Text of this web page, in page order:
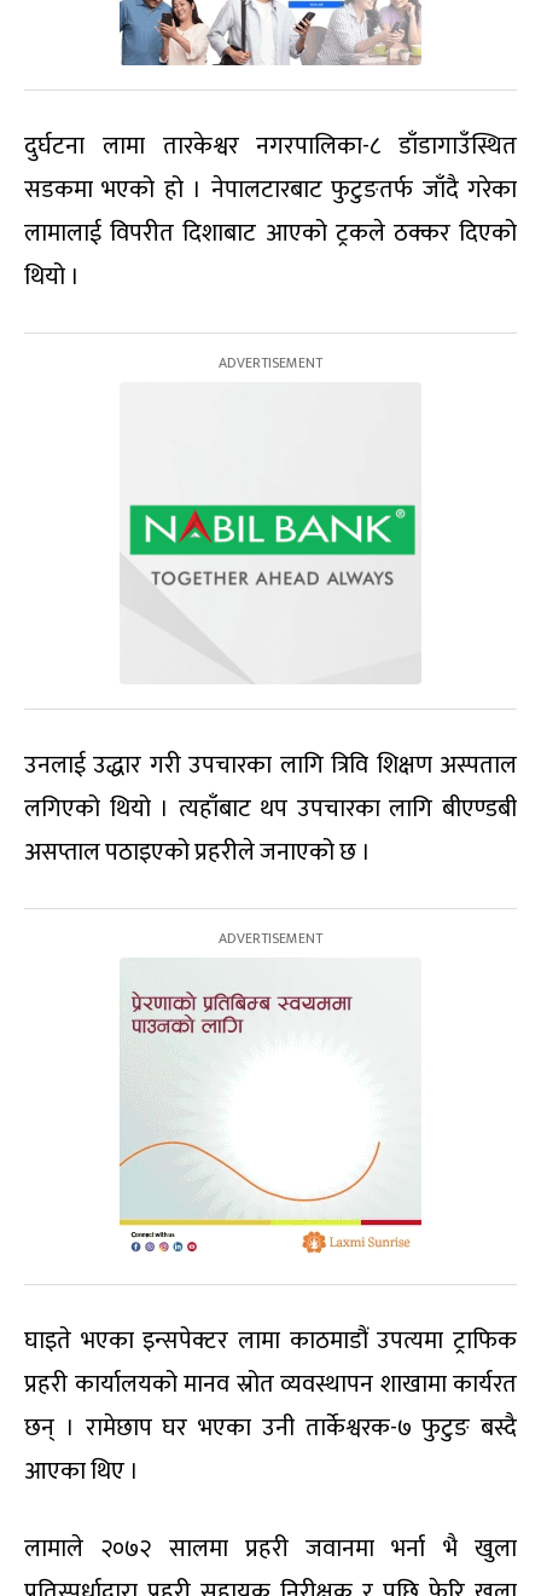
दुर्घटना लामा तारकेश्वर नगरपालिका-८ डाँडागाउँस्थित
सडकमा भएको हो । नेपालटारबाट फुटुङतर्फ जाँदै गरेका
लामालाई विपरीत दिशाबाट आएको ट्रकले ठक्कर दिएको
थियो ।
उनलाई उद्धार गरी उपचारका लागि त्रिवि शिक्षण अस्पताल
लगिएको थियो । त्यहाँबाट थप उपचारका लागि बीएण्डबी
असप्ताल पठाइएको प्रहरीले जनाएको छ ।
घाइते भएका इन्सपेक्टर लामा काठमाडौं उपत्यमा ट्राफिक
प्रहरी कार्यालयको मानव स्रोत व्यवस्थापन शाखामा कार्यरत
छन् । रामेछाप घर भएका उनी तार्केश्वरक-७ फुटुङ बस्दै
आएका थिए ।
लामाले २०७२ सालमा प्रहरी जवानमा भर्ना भै खुला